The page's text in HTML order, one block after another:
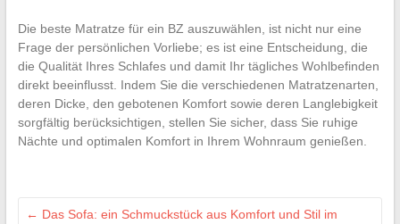
Die beste Matratze für ein BZ auszuwählen, ist nicht nur eine
Frage der persönlichen Vorliebe; es ist eine Entscheidung, die
die Qualität Ihres Schlafes und damit Ihr tägliches Wohlbefinden
direkt beeinflusst. Indem Sie die verschiedenen Matratzenarten,
deren Dicke, den gebotenen Komfort sowie deren Langlebigkeit
sorgfältig berücksichtigen, stellen Sie sicher, dass Sie ruhige
Nächte und optimalen Komfort in Ihrem Wohnraum genießen.
← Das Sofa: ein Schmuckstück aus Komfort und Stil im